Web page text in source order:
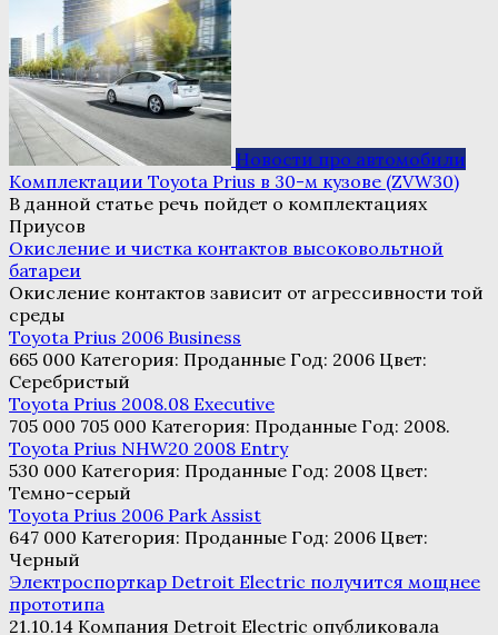
Новости про автомобили
Комплектации Toyota Prius в 30-м кузове (ZVW30)
В данной статье речь пойдет о комплектациях
Приусов
Окисление и чистка контактов высоковольтной
батареи
Окисление контактов зависит от агрессивности той
среды
Toyota Prius 2006 Business
665 000 Категория: Проданные Год: 2006 Цвет:
Серебристый
Toyota Prius 2008.08 Executive
705 000 705 000 Категория: Проданные Год: 2008.
Toyota Prius NHW20 2008 Entry
530 000 Категория: Проданные Год: 2008 Цвет:
Темно-серый
Toyota Prius 2006 Park Assist
647 000 Категория: Проданные Год: 2006 Цвет:
Черный
Электроспорткар Detroit Electric получится мощнее
прототипа
21.10.14 Компания Detroit Electric опубликовала